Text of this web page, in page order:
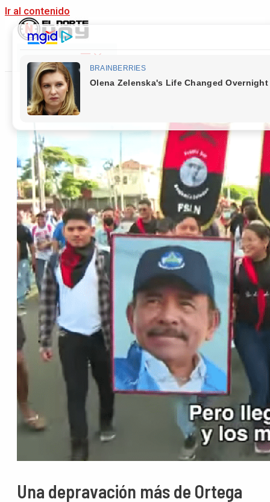
Ir al contenido
Main Menu
Una depravación más de Ortega